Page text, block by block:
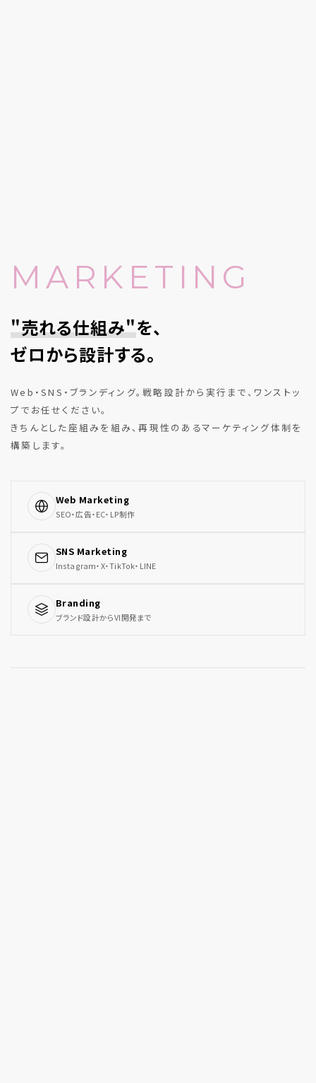
MARKETING
"売れる仕組み"を、
ゼロから設計する。
Web・SNS・ブランディング。戦略設計から実行まで、ワンストッ
プでお任せください。
きちんとした座組みを組み、再現性のあるマーケティング体制を
構築します。
Web Marketing
SEO・広告・EC・LP制作
SNS Marketing
Instagram・X・TikTok・LINE
Branding
ブランド設計からVI開発まで